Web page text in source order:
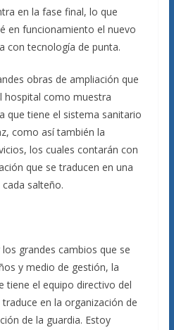
en la fase final, lo que
en funcionamiento el nuevo
con tecnología de punta.
obras de ampliación que
hospital como muestra
que tiene el sistema sanitario
como así también la
los cuales contarán con
que se traducen en una
salteño.
grandes cambios que se
y medio de gestión, la
tiene el equipo directivo del
en la organización de
de la guardia. Estoy